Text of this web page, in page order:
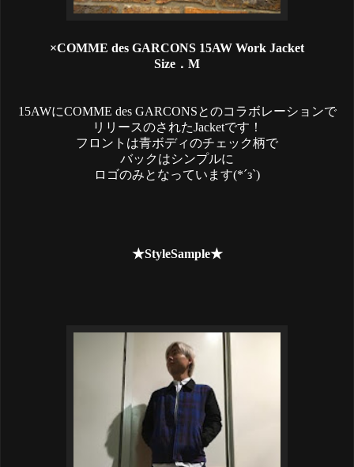
×COMME des GARCONS 15AW Work Jacket
Size．M
15AWにCOMME des GARCONSとのコラボレーションで
リリースのされたJacketです！
フロントは青ボディのチェック柄で
バックはシンプルに
ロゴのみとなっています(*´з`)
★StyleSample★